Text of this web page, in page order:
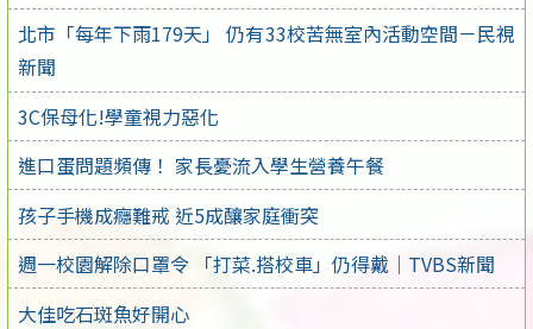
北市「每年下雨179天」 仍有33校苦無室內活動空間－民視
新聞
3C保母化!學童視力惡化
進口蛋問題頻傳！ 家長憂流入學生營養午餐
孩子手機成癮難戒 近5成釀家庭衝突
週一校園解除口罩令 「打菜.搭校車」仍得戴｜TVBS新聞
大佳吃石斑魚好開心